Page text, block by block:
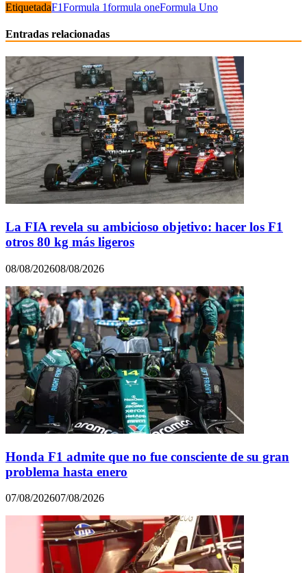
EtiquetadaF1Formula 1formula oneFormula Uno
Entradas relacionadas
La FIA revela su ambicioso objetivo: hacer los F1
otros 80 kg más ligeros
08/08/202608/08/2026
Honda F1 admite que no fue consciente de su gran
problema hasta enero
07/08/202607/08/2026